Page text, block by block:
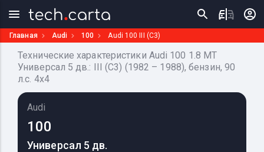
Главная Audi 100 Audi 100 III (C3)
Технические характеристики Audi 100 1.8 MT
Универсал 5 дв.: III (C3) (1982 – 1988), бензин, 90
л.с. 4x4
Audi
100
Универсал 5 дв.